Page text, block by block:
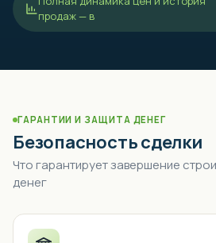
продаж — в
ГАРАНТИИ И ЗАЩИТА ДЕНЕГ
Безопасность сделки
Что гарантирует завершение
денег